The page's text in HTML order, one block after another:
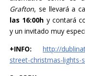
Grafton, se llevará a
las 16:00h y contará
y un invitado muy
+INFO:
http://
street-christmas-lights-